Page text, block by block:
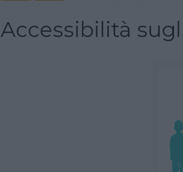
Accessibilità